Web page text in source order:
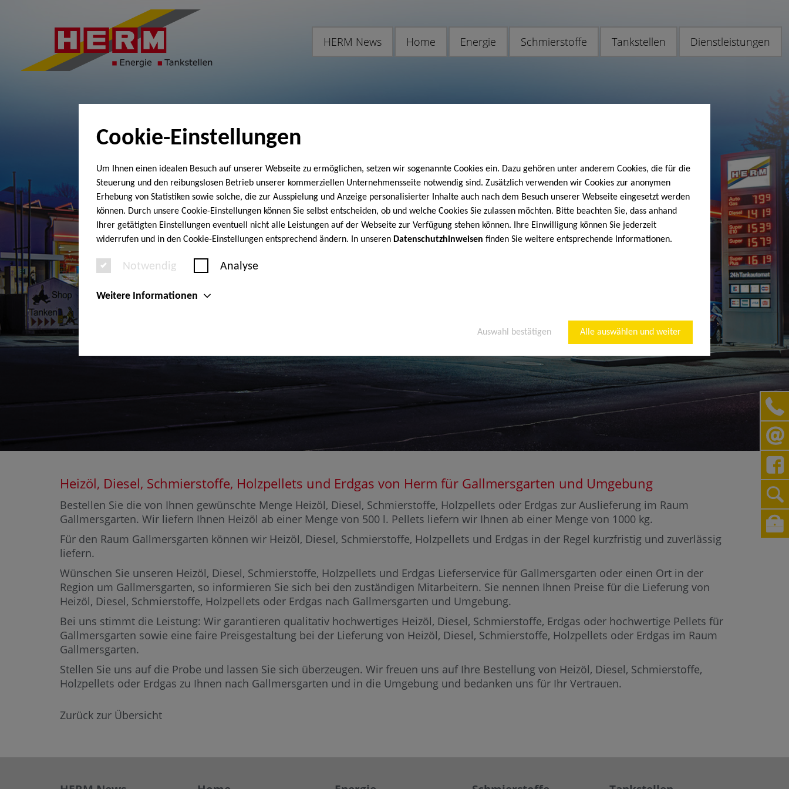
Cookie-Einstellungen
Um Ihnen einen idealen Besuch auf unserer Webseite zu ermöglichen, setzen wir sogenannte Cookies ein. Dazu gehören unter anderem Cookies, die für die
Steuerung und den reibungslosen Betrieb unserer kommerziellen Unternehmensseite notwendig sind. Zusätzlich verwenden wir Cookies zur anonymen
Erhebung von Statistiken sowie solche, die zur Ausspielung und Anzeige personalisierter Inhalte auch nach dem Besuch unserer Webseite eingesetzt werden
können. Durch unsere Cookie-Einstellungen können Sie selbst entscheiden, ob und welche Cookies Sie zulassen möchten. Bitte beachten Sie, dass anhand
Ihrer getätigten Einstellungen eventuell nicht alle Leistungen auf der Webseite zur Verfügung stehen können. Ihre Einwilligung können Sie jederzeit
widerrufen und in den Cookie-Einstellungen entsprechend ändern. In unseren Datenschutzhinweisen finden Sie weitere entsprechende Informationen.
Notwendig Analyse
Weitere Informationen
Auswahl bestätigen Alle auswählen und weiter
HERM News Home Energie Schmierstoffe Tankstellen Dienstleistungen
Heizöl, Diesel, Schmierstoffe, Holzpellets und Erdgas von Herm für Gallmersgarten und Umgebung
Bestellen Sie die von Ihnen gewünschte Menge Heizöl, Diesel, Schmierstoffe, Holzpellets oder Erdgas zur Auslieferung im Raum
Gallmersgarten. Wir liefern Ihnen Heizöl ab einer Menge von 500 l. Pellets liefern wir Ihnen ab einer Menge von 1000 kg.
Für den Raum Gallmersgarten können wir Heizöl, Diesel, Schmierstoffe, Holzpellets und Erdgas in der Regel kurzfristig und zuverlässig
liefern.
Wünschen Sie unseren Heizöl, Diesel, Schmierstoffe, Holzpellets und Erdgas Lieferservice für Gallmersgarten oder einen Ort in der
Region um Gallmersgarten, so informieren Sie sich bei den zuständigen Mitarbeitern. Sie nennen Ihnen Preise für die Lieferung von
Heizöl, Diesel, Schmierstoffe, Holzpellets oder Erdgas nach Gallmersgarten und Umgebung.
Bei uns stimmt die Leistung: Wir garantieren qualitativ hochwertiges Heizöl, Diesel, Schmierstoffe, Erdgas oder hochwertige Pellets für
Gallmersgarten sowie eine faire Preisgestaltung bei der Lieferung von Heizöl, Diesel, Schmierstoffe, Holzpellets oder Erdgas im Raum
Gallmersgarten.
Stellen Sie uns auf die Probe und lassen Sie sich überzeugen. Wir freuen uns auf Ihre Bestellung von Heizöl, Diesel, Schmierstoffe,
Holzpellets oder Erdgas zu Ihnen nach Gallmersgarten und in die Umgebung und bedanken uns für Ihr Vertrauen.
Zurück zur Übersicht